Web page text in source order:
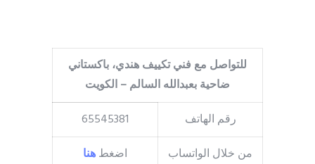
للتواصل مع فني تكييف هندي، باكستاني
ضاحية بعبدالله السالم – الكويت
رقم الهاتف
65545381
من خلال الواتساب
اضغطهنا